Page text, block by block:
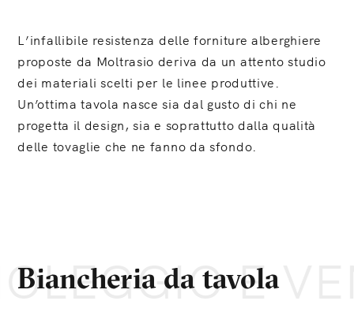
L’infallibile resistenza delle forniture alberghiere
proposte da Moltrasio deriva da un attento studio
dei materiali scelti per le linee produttive.
Un’ottima tavola nasce sia dal gusto di chi ne
progetta il design, sia e soprattutto dalla qualità
delle tovaglie che ne fanno da sfondo.
Biancheria da tavola
E